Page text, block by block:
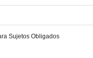
Sujetos Obligados